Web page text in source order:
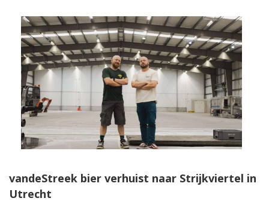
vandeStreek bier verhuist naar Strijkviertel in
Utrecht